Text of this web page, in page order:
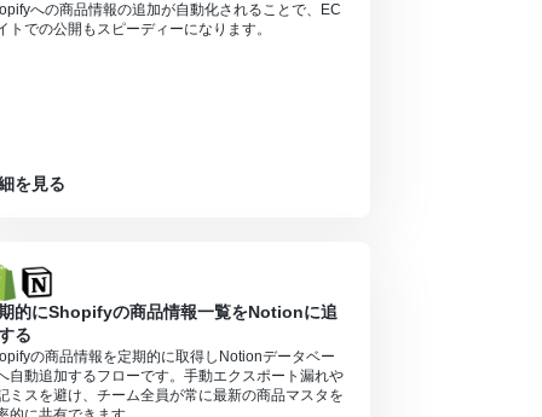
への商品情報の追加が自動化されることで、EC
トでの公開もスピーディーになります。
を見る
的にShopifyの商品情報一覧をNotionに追
る
の商品情報を定期的に取得しNotionデータベー
自動追加するフローです。手動エクスポート漏れや
ミスを避け、チーム全員が常に最新の商品マスタを